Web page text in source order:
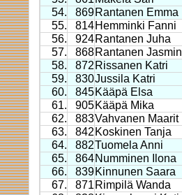
54.
869 Rantanen Emma
55.
814 Hemminki Fanni
56.
924 Rantanen Juha
57.
868 Rantanen Jasmin
58.
872 Rissanen Katri
59.
830Jussila Katri
60.
845 Kääpä Elsa
61.
905 Kääpä Mika
62.
883Vahvanen Maarit
63.
842 Koskinen Tanja
64.
882Tuomela Anni
65.
864 Numminen Ilona
66.
839 Kinnunen Saara
67.
871 Rimpilä Wanda